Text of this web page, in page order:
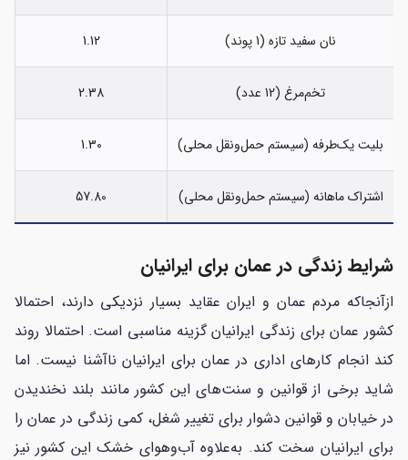
نان سفید تازه (1 پوند) 1.12
تخم‌مرغ (12 عدد) 2.38
بلیت یک‌طرفه (سیستم حمل‌ونقل محلی) 1.30
اشتراک ماهانه (سیستم حمل‌ونقل محلی) 57.80
شرایط زندگی در عمان برای ایرانیان
ازآنجاکه مردم عمان و ایران عقاید بسیار نزدیکی دارند، احتمالا
کشور عمان برای زندگی ایرانیان گزینه مناسبی است. احتمالا روند
کند انجام کارهای اداری در عمان برای ایرانیان ناآشنا نیست. اما
شاید برخی از قوانین و سنت‌های این کشور مانند بلند نخندیدن
در خیابان و قوانین دشوار برای تغییر شغل، کمی زندگی در عمان را
برای ایرانیان سخت کند. به‌علاوه آب‌وهوای خشک این کشور نیز